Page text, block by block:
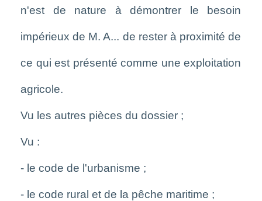
n'est de nature à démontrer le besoin
impérieux de M. A... de rester à proximité de
ce qui est présenté comme une exploitation
agricole.
Vu les autres pièces du dossier ;
Vu :
- le code de l'urbanisme ;
- le code rural et de la pêche maritime ;